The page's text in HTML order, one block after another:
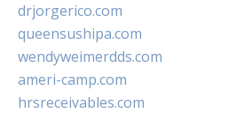
drjorgerico.com
queensushipa.com
wendyweimerdds.com
ameri-camp.com
hrsreceivables.com